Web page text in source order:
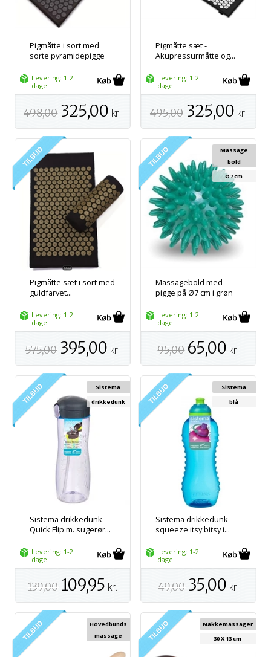
Pigmåtte i sort med
sorte pyramidepigge
Levering: 1-2
dage
498,00 325,00 kr.
Pigmåtte sæt -
Akupressurmåtte og...
Levering: 1-2
dage
495,00 325,00 kr.
Pigmåtte sæt i sort med
guldfarvet...
Levering: 1-2
dage
575,00 395,00 kr.
Massagebold med
pigge på Ø7 cm i grøn
Massage
bold
Ø7 cm
Levering: 1-2
dage
95,00 65,00 kr.
Sistema drikkedunk
Quick Flip m. sugerør...
Sistema
drikkedunk
Levering: 1-2
dage
139,00 109,95 kr.
Sistema drikkedunk
squeeze itsy bitsy i...
Sistema
blå
Levering: 1-2
dage
49,00 35,00 kr.
Hovedbunds
massage
Nakkemassager
30 X 13 cm